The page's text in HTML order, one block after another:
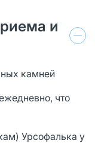
и
камней
что
Урсофалька у